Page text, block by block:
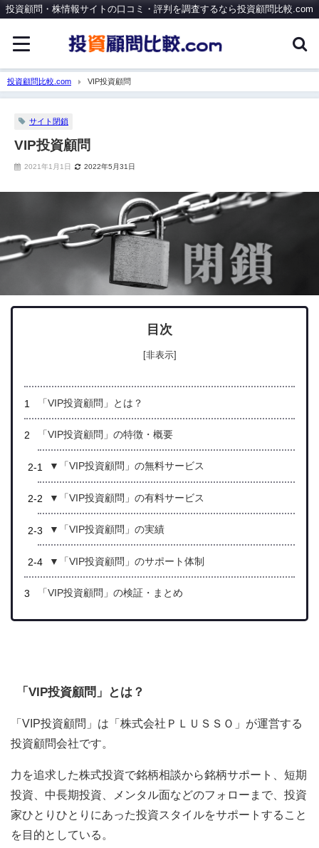
投資顧問・株情報サイトの口コミ・評判を調査するなら投資顧問比較.com
投資顧問比較.com VIP投資顧問
サイト閉鎖
VIP投資顧問
2021年1月1日 2022年5月31日
目次
[非表示]
「VIP投資顧問」とは？
「VIP投資顧問」の特徴・概要
▼「VIP投資顧問」の無料サービス
▼「VIP投資顧問」の有料サービス
▼「VIP投資顧問」の実績
▼「VIP投資顧問」のサポート体制
「VIP投資顧問」の検証・まとめ
「VIP投資顧問」とは？
「VIP投資顧問」は「株式会社ＰＬＵＳＳＯ」が運営する
投資顧問会社です。
力を追求した株式投資で銘柄相談から銘柄サポート、短期
投資、中長期投資、メンタル面などのフォローまで、投資
家ひとりひとりにあった投資スタイルをサポートすること
を目的としている。